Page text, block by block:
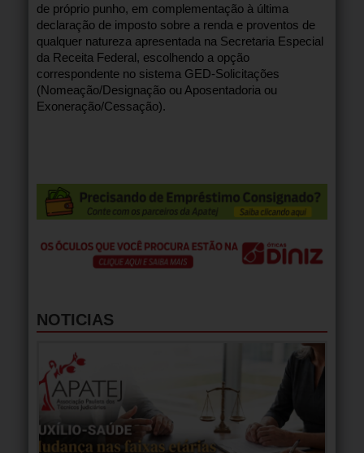
de próprio punho, em complementação à última
declaração de imposto sobre a renda e proventos de
qualquer natureza apresentada na Secretaria Especial
da Receita Federal, escolhendo a opção
correspondente no sistema GED-Solicitações
(Nomeação/Designação ou Aposentadoria ou
Exoneração/Cessação).
NOTICIAS